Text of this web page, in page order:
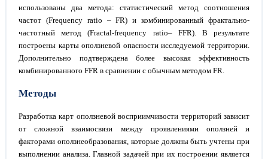
использованы два метода: статистический метод соотношения
частот (Frequency ratio – FR) и комбинированный фрактально-
частотный метод (Fractal-frequency ratio– FFR). В результате
построены карты оползневой опасности исследуемой территории.
Дополнительно подтверждена более высокая эффективность
комбинированного FFR в сравнении с обычным методом FR.
Методы
Разработка карт оползневой восприимчивости территорий зависит
от сложной взаимосвязи между проявлениями оползней и
факторами оползнеобразования, которые должны быть учтены при
выполнении анализа. Главной задачей при их построении является